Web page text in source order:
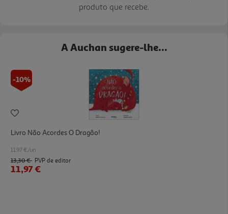
produto que recebe.
A Auchan sugere-lhe...
-10%
Livro Não Acordes O Dragão!
11.97 €/un
13,30 € PVP de editor
11,97 €